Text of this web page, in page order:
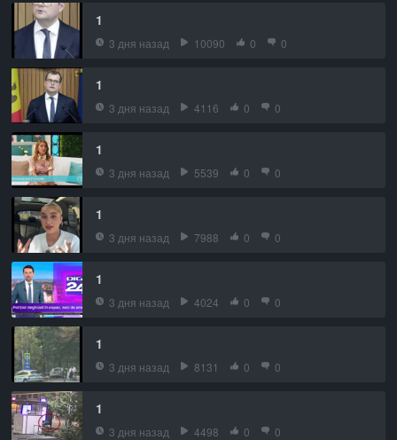
1
3 дня назад 10090 0 0
1
3 дня назад 4116 0 0
1
3 дня назад 5539 0 0
1
3 дня назад 7988 0 0
1
3 дня назад 4024 0 0
1
3 дня назад 8131 0 0
1
3 дня назад 4498 0 0